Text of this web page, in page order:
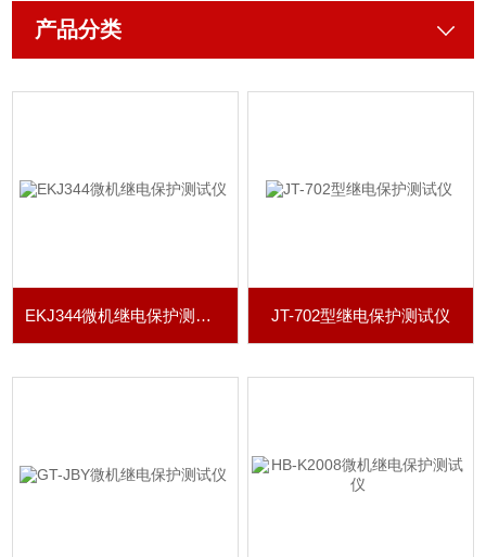
产品分类
EKJ344微机继电保护测试仪 JT-702型继电保护测试仪